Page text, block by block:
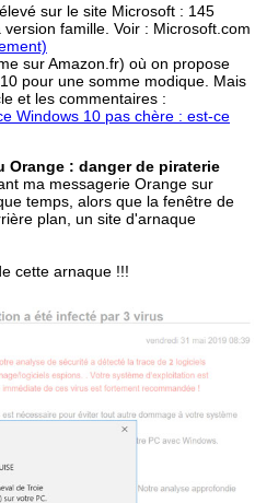
sur le site Microsoft : 145
famille. Voir : Microsoft.com
sur Amazon.fr) où on propose
pour une somme modique. Mais
et les commentaires :
Windows 10 pas chère : est-ce
Orange : danger de piraterie
ma messagerie Orange sur
temps, alors que la fenêtre de
plan, un site d'arnaque
cette arnaque !!!